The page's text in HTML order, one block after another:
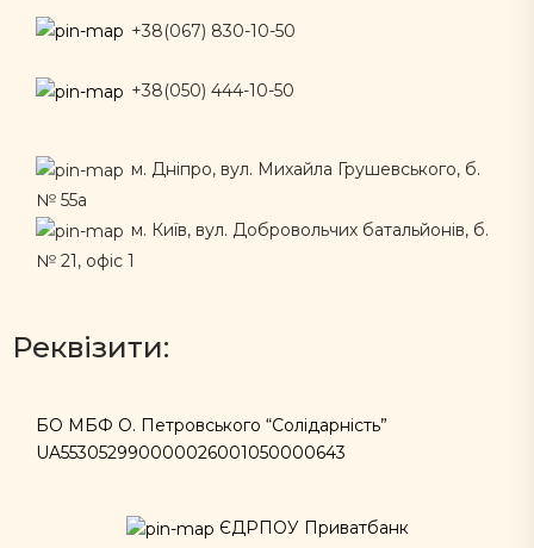
+38(067) 830-10-50
+38(050) 444-10-50
м. Дніпро, вул. Михайла Грушевського, б.
№ 55а
м. Київ, вул. Добровольчих батальйонів, б.
№ 21, офіс 1
Реквізити:
БО МБФ О. Петровського “Солідарність”
UA553052990000026001050000643
ЄДРПОУ Приватбанк